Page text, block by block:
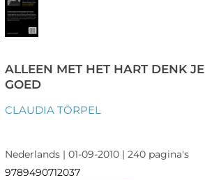
ALLEEN MET HET HART DENK JE
GOED
CLAUDIA TÖRPEL
Nederlands | 01-09-2010 | 240 pagina's
9789490712037